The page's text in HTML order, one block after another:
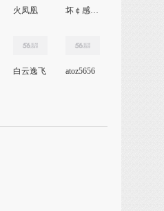
火凤凰 坏￠感觉‰
白云逸飞 atoz5656